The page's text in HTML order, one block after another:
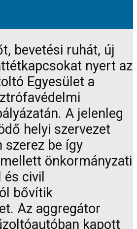
bevetési ruhát, új
nyert az
Egyesület a
A jelenleg
helyi szervezet
szerez be így
önkormányzati
civil
bővítik
Az aggregátor
kapott